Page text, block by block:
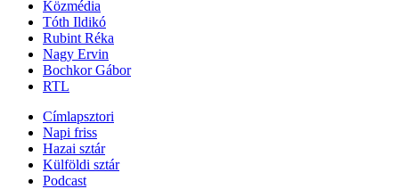
Közmédia
Tóth Ildikó
Rubint Réka
Nagy Ervin
Bochkor Gábor
RTL
Címlapsztori
Napi friss
Hazai sztár
Külföldi sztár
Podcast